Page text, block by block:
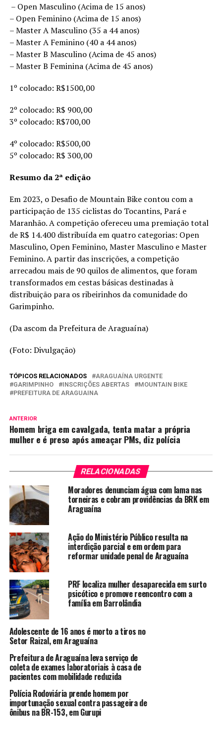
– Open Masculino (Acima de 15 anos)
– Open Feminino (Acima de 15 anos)
– Master A Masculino (35 a 44 anos)
– Master A Feminino (40 a 44 anos)
– Master B Masculino (Acima de 45 anos)
– Master B Feminina (Acima de 45 anos)
1º colocado: R$1500,00
2º colocado: R$ 900,00
3º colocado: R$700,00
4º colocado: R$500,00
5º colocado: R$ 300,00
Resumo da 2ª edição
Em 2023, o Desafio de Mountain Bike contou com a
participação de 135 ciclistas do Tocantins, Pará e
Maranhão. A competição ofereceu uma premiação total
de R$ 14.400 distribuída em quatro categorias: Open
Masculino, Open Feminino, Master Masculino e Master
Feminino. A partir das inscrições, a competição
arrecadou mais de 90 quilos de alimentos, que foram
transformados em cestas básicas destinadas à
distribuição para os ribeirinhos da comunidade do
Garimpinho.
(Da ascom da Prefeitura de Araguaína)
(Foto: Divulgação)
TÓPICOS RELACIONADOS
ARAGUAÍNA URGENTE
GARIMPINHO
INSCRIÇÕES ABERTAS
MOUNTAIN BIKE
PREFEITURA DE ARAGUAINA
ANTERIOR
Homem briga em cavalgada, tenta matar a própria
mulher e é preso após ameaçar PMs, diz polícia
RELACIONADAS
Moradores denunciam água com lama nas
torneiras e cobram providências da BRK em
Araguaína
Ação do Ministério Público resulta na
interdição parcial e em ordem para
reformar unidade penal de Araguaína
PRF localiza mulher desaparecida em surto
psicótico e promove reencontro com a
família em Barrolândia
Adolescente de 16 anos é morto a tiros no
Setor Raizal, em Araguaína
Prefeitura de Araguaína leva serviço de
coleta de exames laboratoriais à casa de
pacientes com mobilidade reduzida
Polícia Rodoviária prende homem por
importunação sexual contra passageira de
ônibus na BR-153, em Gurupi